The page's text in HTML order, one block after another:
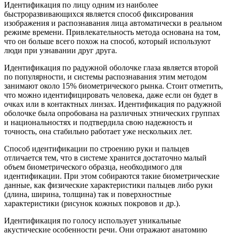
Идентификация по лицу одним из наиболее
быстроразвивающихся является способ фиксирования
изображения и распознавания лица автоматически в реальном
режиме времени. Привлекательность метода основана на том,
что он больше всего похож на способ, который используют
люди при узнавании друг друга.
Идентификация по радужной оболочке глаза является второй
по популярности, и системы распознавания этим методом
занимают около 15% биометрического рынка. Стоит отметить,
что можно идентифицировать человека, даже если он будет в
очках или в контактных линзах. Идентификация по радужной
оболочке была опробована на различных этнических группах
и национальностях и подтвердила свою надежность и
точность, она стабильно работает уже нескольких лет.
Способ идентификации по строению руки и пальцев
отличается тем, что в системе хранится достаточно малый
объем биометрического образца, необходимого для
идентификации. При этом собираются такие биометрические
данные, как физические характеристики пальцев либо руки
(длина, ширина, толщина) так и поверхностные
характеристики (рисунок кожных покровов и др.).
Идентификация по голосу использует уникальные
акустические особенности речи. Они отражают анатомию